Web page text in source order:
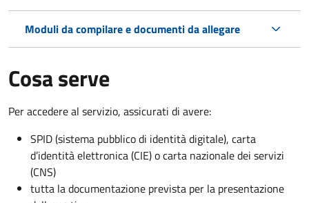
Moduli da compilare e documenti da allegare
Cosa serve
Per accedere al servizio, assicurati di avere:
SPID (sistema pubblico di identità digitale), carta
d’identità elettronica (CIE) o carta nazionale dei servizi
(CNS)
tutta la documentazione prevista per la presentazione